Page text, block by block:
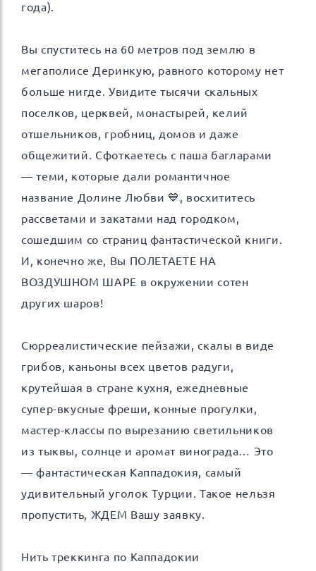
года).
Вы спуститесь на 60 метров под землю в
мегаполисе Деринкую, равного которому нет
больше нигде. Увидите тысячи скальных
поселков, церквей, монастырей, келий
отшельников, гробниц, домов и даже
общежитий. Сфоткаетесь с паша багларами
— теми, которые дали романтичное
название Долине Любви 💙, восхититесь
рассветами и закатами над городком,
сошедшим со страниц фантастической книги.
И, конечно же, Вы ПОЛЕТАЕТЕ НА
ВОЗДУШНОМ ШАРЕ в окружении сотен
других шаров!
Сюрреалистические пейзажи, скалы в виде
грибов, каньоны всех цветов радуги,
крутейшая в стране кухня, ежедневные
супер-вкусные фреши, конные прогулки,
мастер-классы по вырезанию светильников
из тыквы, солнце и аромат винограда… Это
— фантастическая Каппадокия, самый
удивительный уголок Турции. Такое нельзя
пропустить, ЖДЕМ Вашу заявку.
Нить треккинга по Каппадокии